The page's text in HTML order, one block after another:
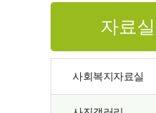
자료실
사회복지자료실